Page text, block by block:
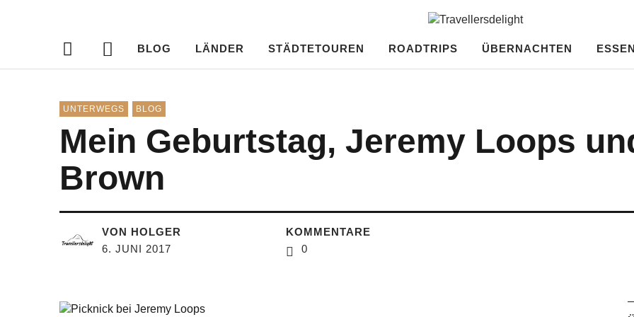
Travellersdelight
BLOG LÄNDER STÄDTETOUREN ROADTRIPS ÜBERNACHTEN
UNTERWEGS BLOG
Mein Geburtstag, Jeremy Loops
Brown
VON HOLGER
6. JUNI 2017
KOMMENTARE
0